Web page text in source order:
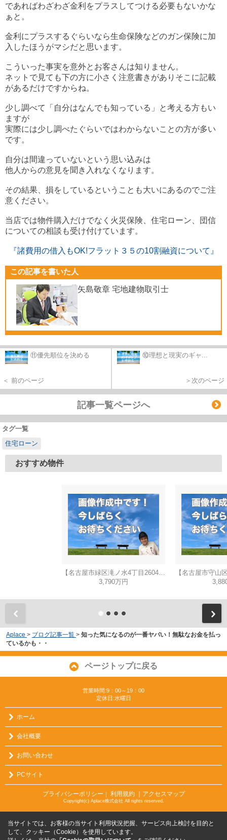
であればわざわざ金利をプラスしてつける必要もないかな
ぁと。
金利にプラスするぐらいなら生命保険などのガン保険に加
入したほうがマシだと思います。
こういった事実を意外とお客さんは知りません。
ネットで見ても下の方に小さく注意書きがありそこに記載
があるだけですからね。
少し調べて「自分はなんでも知っている」と考える方もい
ますが
実際には少し調べたぐらいではわからないことの方が多い
です。
自分は間違っていないという思い込みは
他人からの意見を聞き入れなくなります。
その結果、損をしているということも大いにあるのでご注
意ください。
当店では物件購入だけでなく火災保険、住宅ローン、団信
についての相談も受け付けています。
『諸費用の借入もOK!フラット３５の10割融資について』
この記事を書いた人
矢島敬章 宅地建物取引士
⑪優先順位を決める
＜ 前のページ
⑩理想と現実のギャ...
＞次のページ
記事一覧ページへ
タグ一覧
住宅ローン
おすすめ物件
3,790万円
Aplace > ブログ記事一覧 > 知った気になるのが一番ヤバい！無駄なお金を払っ
ているかも・・
ページトップに戻る
営業時間:9：00～19：00
定休日:水曜日
ホーム
会社概要
お問い合わせ
PCサイト
プライバシーポリシー ｜ 利用規約 ｜アクセスマップ
Copyright(c) Aplace株式会社 All rights reserved.
当サイトでは、お客様の当サイト利用状況把握、サービス向上検討を目的と
して、クッキー（Cookie）を使用しています。